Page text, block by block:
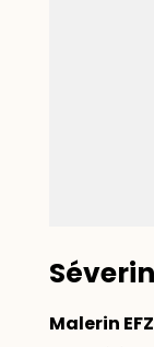
Malerin